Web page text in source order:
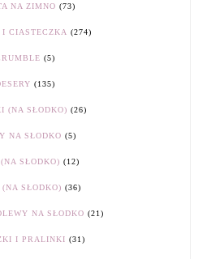
NA ZIMNO (73)
CIASTECZKA (274)
(5)
(135)
(NA SŁODKO) (26)
NA SŁODKO (5)
SŁODKO) (12)
SŁODKO) (36)
NA SŁODKO (21)
I PRALINKI (31)